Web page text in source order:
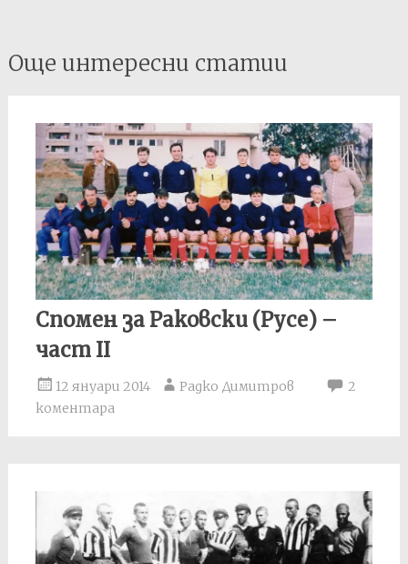
Post
navigation
Още интересни статии
Спомен за Раковски (Русе) –
част II
12 януари 2014 Радко Димитров
2
коментара